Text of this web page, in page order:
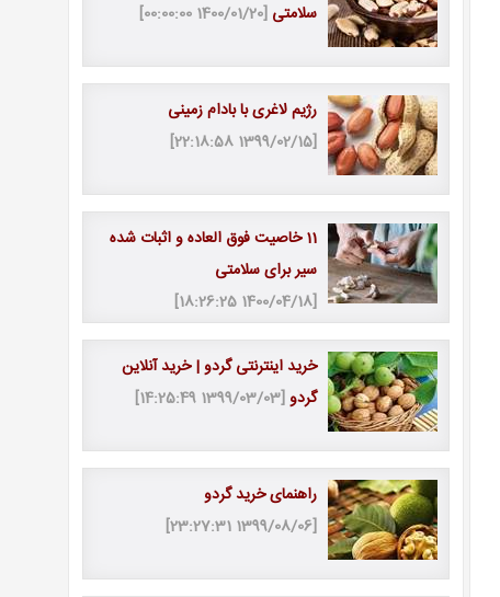
سلامتی [1400/01/20 00:00:00]
رژیم لاغری با بادام زمینی
[1399/02/15 22:18:58]
11 خاصیت فوق العاده و اثبات شده
سیر برای سلامتی
[1400/04/18 18:26:25]
خرید اینترنتی گردو | خرید آنلاین
گردو[1399/03/03 14:25:49]
راهنمای خرید گردو
[1399/08/06 23:27:31]